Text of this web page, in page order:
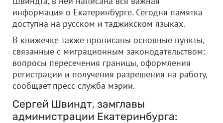
информация о Екатеринбурге. Сегодня памятка
доступна на русском и таджикском языках.
В книжечке также прописаны основные пункты,
связанные с миграционным законодательством:
вопросы пересечения границы, оформления
регистрации и получения разрешения на работу,
сообщает пресс-служба мэрии.
Сергей Швиндт, замглавы
администрации Екатеринбурга: